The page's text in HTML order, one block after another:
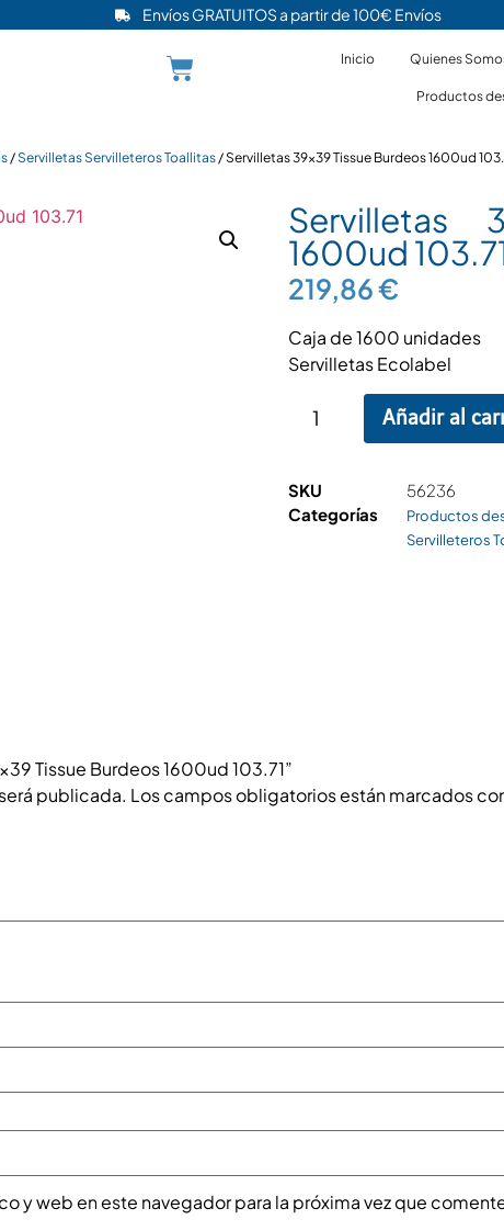
Envíos GRATUITOS a partir de 100€ Envíos
Inicio Quienes
Productos
/Servilletas Servilleteros Toallitas/ Servilletas 39×39 Tissue Burdeos 1600ud
Servilletas
1600ud
219,86€
Caja de 1600 unidades
Servilletas Ecolabel
Añadir al
SKU
56236
Categorías
Productos
Servilleteros
Tissue Burdeos 1600ud 103.71”
publicada. Los campos obligatorios están marcados
y web en este navegador para la próxima vez que